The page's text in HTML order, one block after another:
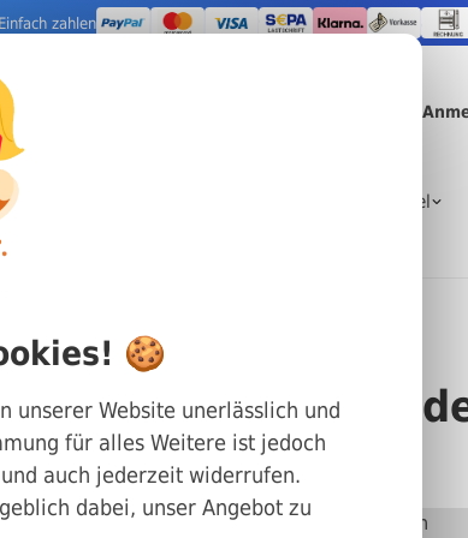
Einfach zahlen
Rohrartikel
Recoil A2
(1xd)
02helic025025
Stückweise bestellen
🍪
unserer Website unerlässlich und
für alles Weitere ist jedoch
auch jederzeit widerrufen.
dabei, unser Angebot zu